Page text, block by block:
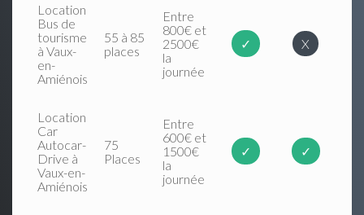
Location
Bus de
tourisme
à Vaux-
en-
Amiénois
55 à 85
places
Entre
800€ et
2500€
la
journée
✓ X
Location
Car
Autocar-
Drive à
Vaux-en-
Amiénois
75
Places
Entre
600€ et
1500€
la
journée
✓ ✓